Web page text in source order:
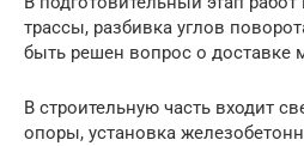
трассы, разбивка углов
быть решен вопрос о доставке
В строительную часть входит
опоры, установка